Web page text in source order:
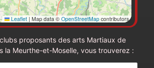
Leaflet | Map data ©OpenStreetMap contributors
proposants des arts Martiaux de
la Meurthe-et-Moselle, vous trouverez :